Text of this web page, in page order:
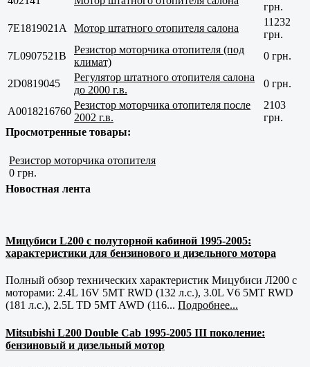
грн.
7E1819021A
Мотор штатного отопителя салона
11232
грн.
7L0907521B
Резистор моторчика отопителя (под
климат)
0 грн.
2D0819045
Регулятор штатного отопителя салона
до 2000 г.в.
0 грн.
A0018216760
Резистор моторчика отопителя после
2002 г.в.
2103
грн.
Просмотренные товары:
Резистор моторчика отопителя
0 грн.
Новостная лента
Мицубиси L200 с полуторной кабиной 1995-2005:
характеристики для бензинового и дизельного мотора
Полный обзор технических характеристик Мицубиси Л200 с
моторами: 2.4L 16V 5MT RWD (132 л.с.), 3.0L V6 5MT RWD
(181 л.с.), 2.5L TD 5MT AWD (116... Подробнее...
Mitsubishi L200 Double Cab 1995-2005 III поколение:
бензиновый и дизельный мотор